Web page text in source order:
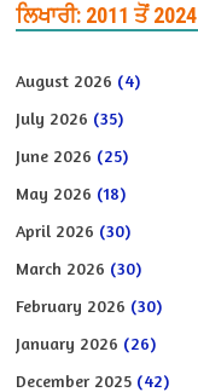
ਲਿਖਾਰੀ: 2011 ਤੋਂ 2024
August 2026 (4)
July 2026 (35)
June 2026 (25)
May 2026 (18)
April 2026 (30)
March 2026 (30)
February 2026 (30)
January 2026 (26)
December 2025 (42)